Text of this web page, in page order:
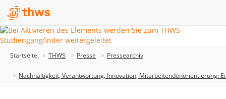
Startseite THWS Presse Pressearchiv
Nachhaltigkeit, Verantwortung, Innovation, Mitarbeitendenorientierung: